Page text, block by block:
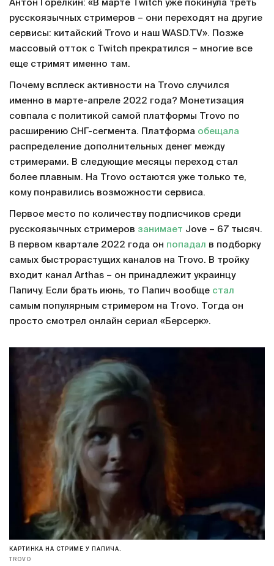
Антон Горелкин: «В марте Twitch уже покинула треть
русскоязычных стримеров – они переходят на другие
сервисы: китайский Trovo и наш WASD.TV». Позже
массовый отток с Twitch прекратился – многие все
еще стримят именно там.
Почему всплеск активности на Trovo случился
именно в марте-апреле 2022 года? Монетизация
совпала с политикой самой платформы Trovo по
расширению СНГ-сегмента. Платформа обещала
распределение дополнительных денег между
стримерами. В следующие месяцы переход стал
более плавным. На Trovo остаются уже только те,
кому понравились возможности сервиса.
Первое место по количеству подписчиков среди
русскоязычных стримеров занимает Jove – 67 тысяч.
В первом квартале 2022 года он попадал в подборку
самых быстрорастущих каналов на Trovo. В тройку
входит канал Arthas – он принадлежит украинцу
Папичу. Если брать июнь, то Папич вообще стал
самым популярным стримером на Trovo. Тогда он
просто смотрел онлайн сериал «Берсерк».
КАРТИНКА НА СТРИМЕ У ПАПИЧА.
TROVO